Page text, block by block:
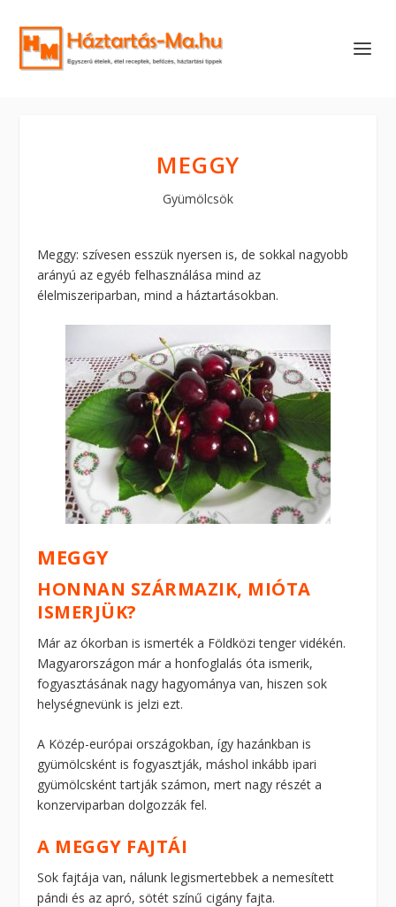
MEGGY
Gyümölcsök
Meggy: szívesen esszük nyersen is, de sokkal nagyobb
arányú az egyéb felhasználása mind az
élelmiszeriparban, mind a háztartásokban.
MEGGY
HONNAN SZÁRMAZIK, MIÓTA
ISMERJÜK?
Már az ókorban is ismerték a Földközi tenger vidékén.
Magyarországon már a honfoglalás óta ismerik,
fogyasztásának nagy hagyománya van, hiszen sok
helységnevünk is jelzi ezt.
A Közép-európai országokban, így hazánkban is
gyümölcsként is fogyasztják, máshol inkább ipari
gyümölcsként tartják számon, mert nagy részét a
konzerviparban dolgozzák fel.
A MEGGY FAJTÁI
Sok fajtája van, nálunk legismertebbek a nemesített
pándi és az apró, sötét színű cigány fajta.